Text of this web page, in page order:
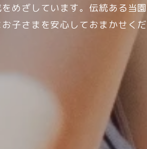
めざしています。伝統ある当
子さまを安心しておまかせくだ